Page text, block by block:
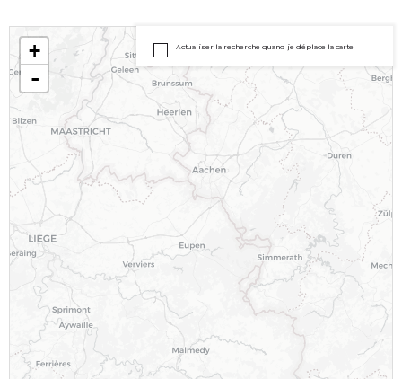
+
-
Actualiser la recherche quand je déplace la carte